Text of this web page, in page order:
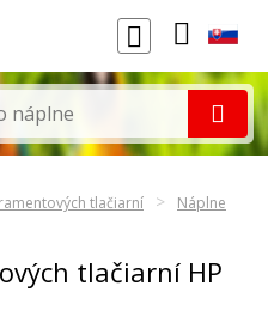
tlačiarní
Náplne
tlačiarní HP